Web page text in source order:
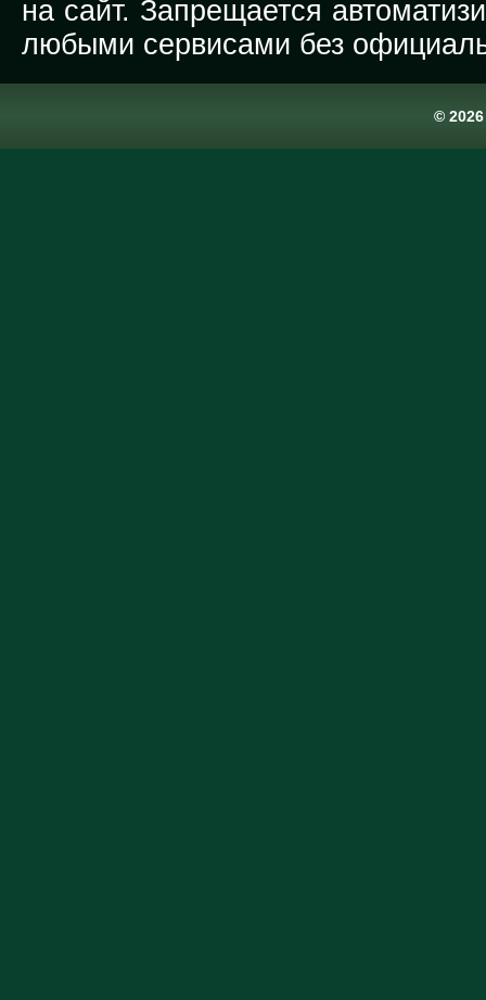
на сайт. Запрещается
любыми сервисами без
©